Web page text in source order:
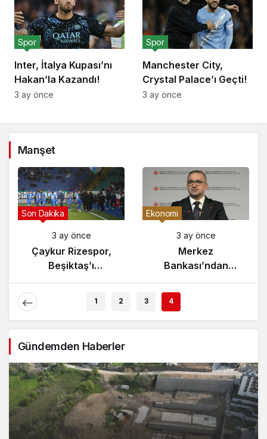
Inter, İtalya Kupası’nı
Hakan’la Kazandı!
Spor
3 ay önce
Manchester City,
Crystal Palace’ı Geçti!
Spor
3 ay önce
Manşet
Son Dakika
3 ay önce
Çaykur Rizespor,
Beşiktaş’ı
Ağırlıyor!
Ekonomi
3 ay önce
Merkez
Bankası’ndan
Enflasyon Raporu
Açıklaması
1 2 3 4
Gündemden Haberler